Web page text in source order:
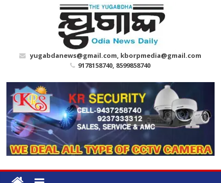
yugabdanews@gmail.com, kborpmedia@gmail.com
9178158740, 8599858740